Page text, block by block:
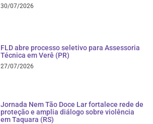
30/07/2026
FLD abre processo seletivo para Assessoria
Técnica em Verê (PR)
27/07/2026
Jornada Nem Tão Doce Lar fortalece rede de
proteção e amplia diálogo sobre violência
em Taquara (RS)